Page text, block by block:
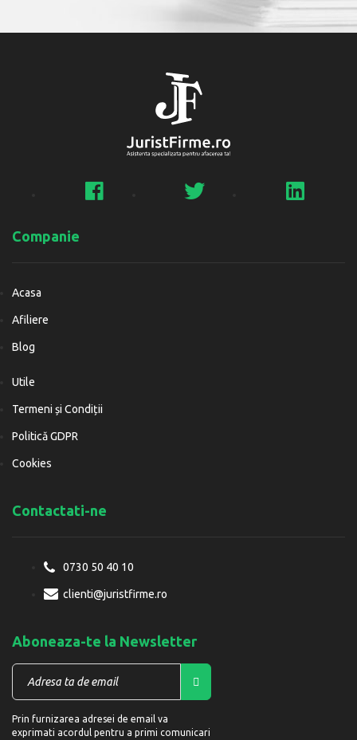
Companie
Acasa
Afiliere
Blog
Utile
Termeni și Condiții
Politică GDPR
Cookies
Contactati-ne
0730 50 40 10
clienti@juristfirme.ro
Aboneaza-te la Newsletter
Prin furnizarea adresei de email va
exprimati acordul pentru a primi comunicari